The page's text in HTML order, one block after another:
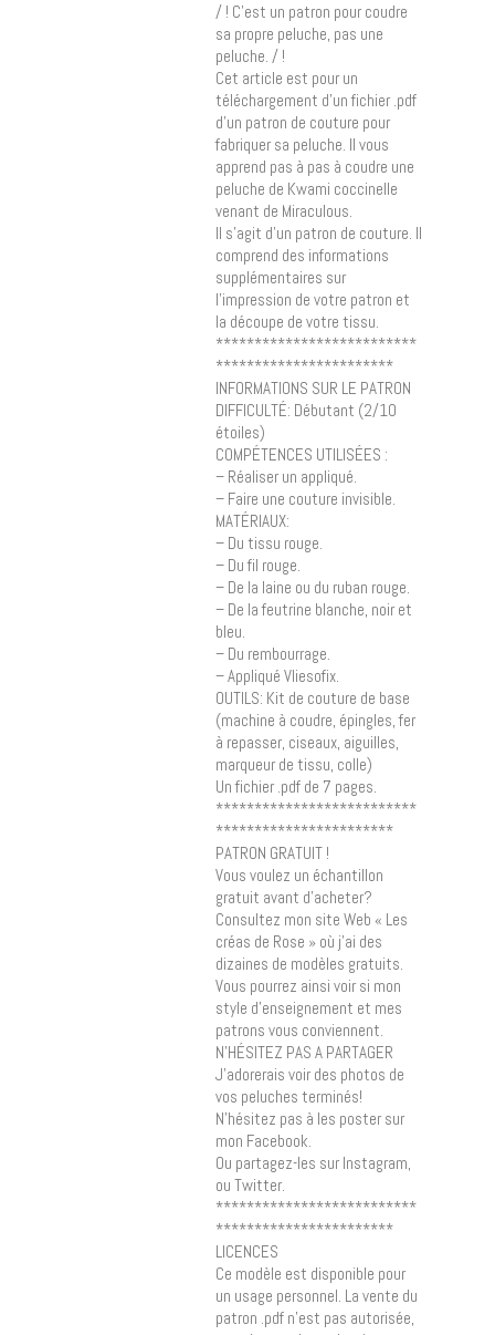
/ ! C’est un patron pour coudre
sa propre peluche, pas une
peluche. / !
Cet article est pour un
téléchargement d’un fichier .pdf
d’un patron de couture pour
fabriquer sa peluche. Il vous
apprend pas à pas à coudre une
peluche de Kwami coccinelle
venant de Miraculous.
Il s’agit d’un patron de couture. Il
comprend des informations
supplémentaires sur
l’impression de votre patron et
la découpe de votre tissu.
**************************
***********************
INFORMATIONS SUR LE PATRON
DIFFICULTÉ: Débutant (2/10
étoiles)
COMPÉTENCES UTILISÉES :
– Réaliser un appliqué.
– Faire une couture invisible.
MATÉRIAUX:
– Du tissu rouge.
– Du fil rouge.
– De la laine ou du ruban rouge.
– De la feutrine blanche, noir et
bleu.
– Du rembourrage.
– Appliqué Vliesofix.
OUTILS: Kit de couture de base
(machine à coudre, épingles, fer
à repasser, ciseaux, aiguilles,
marqueur de tissu, colle)
Un fichier .pdf de 7 pages.
**************************
***********************
PATRON GRATUIT !
Vous voulez un échantillon
gratuit avant d’acheter?
Consultez mon site Web « Les
créas de Rose » où j’ai des
dizaines de modèles gratuits.
Vous pourrez ainsi voir si mon
style d’enseignement et mes
patrons vous conviennent.
N’HÉSITEZ PAS A PARTAGER
J’adorerais voir des photos de
vos peluches terminés!
N’hésitez pas à les poster sur
mon Facebook.
Ou partagez-les sur Instagram,
ou Twitter.
**************************
***********************
LICENCES
Ce modèle est disponible pour
un usage personnel. La vente du
patron .pdf n’est pas autorisée,